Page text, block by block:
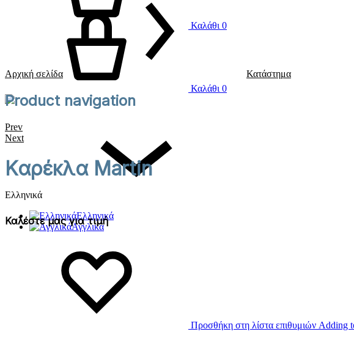
Καλάθι 0
Ελληνικά
Ελληνικά
Αγγλικά
Καλάθι 0
Αρχική σελίδα Κατάστημα
Product navigation
Prev
Next
Καρέκλα Martin
Καλέστε μας για τιμή
Προσθήκη στη λίστα επιθυμιών Adding